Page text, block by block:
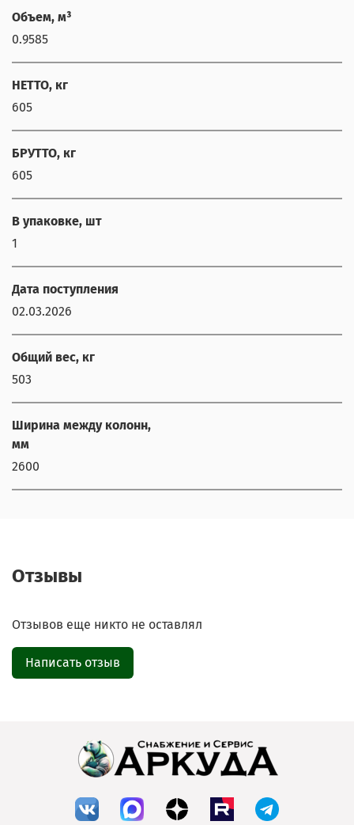
Объем, м³
0.9585
НЕТТО, кг
605
БРУТТО, кг
605
В упаковке, шт
1
Дата поступления
02.03.2026
Общий вес, кг
503
Ширина между колонн,
мм
2600
Отзывы
Отзывов еще никто не оставлял
Написать отзыв
ChatApp
Наши мессенджеры
Свяжитесь с нами через любой удобный
Группа Вконтакте